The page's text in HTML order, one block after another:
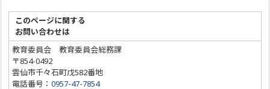
このページに関する
お問い合わせは
教育委員会 教育委員会総務課
〒854-0492
雲仙市千々石町戊582番地
電話番号：0957-47-7854